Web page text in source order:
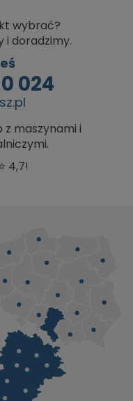
wybrać?
i doradzimy.
024
z maszynami i
4,7!